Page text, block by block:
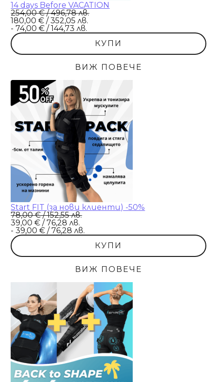
14 days Before VACATION
254,00 € / 496,78 лв.
180,00 € / 352,05 лв.
- 74,00 € / 144,73 лв.
КУПИ
ВИЖ ПОВЕЧЕ
Start FIT (за нови клиенти) -50%
78,00 € / 152,55 лв.
39,00 € / 76,28 лв.
- 39,00 € / 76,28 лв.
КУПИ
ВИЖ ПОВЕЧЕ